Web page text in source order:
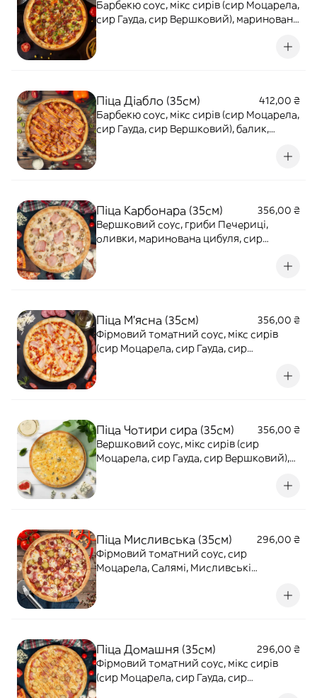
Барбекю соус, мікс сирів (сир Моцарела,
сир Гауда, сир Вершковий), маринована
Пепероні, Мисливські ковбаски, зелена
Піца Діабло (35см)
412,00 ₴
Барбекю соус, мікс сирів (сир Моцарела,
сир Гауда, сир Вершковий), балик,
Піца Карбонара (35см)
356,00 ₴
Вершковий соус, гриби Печериці,
оливки, маринована цибуля, сир
Піца М'ясна (35см)
356,00 ₴
Фірмовий томатний соус, мікс сирів
(сир Моцарела, сир Гауда, сир
Піца Чотири сира (35см)
356,00 ₴
Вершковий соус, мікс сирів (сир
Моцарела, сир Гауда, сир Вершковий),
Піца Мисливська (35см)
296,00 ₴
Фірмовий томатний соус, сир
Моцарела, Салямі, Мисливські
Піца Домашня (35см)
296,00 ₴
Фірмовий томатний соус, мікс сирів
(сир Моцарела, сир Гауда, сир